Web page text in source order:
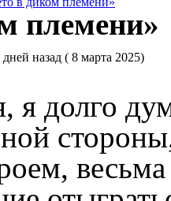
племени»
дней назад ( 8 марта 2025)
я долго